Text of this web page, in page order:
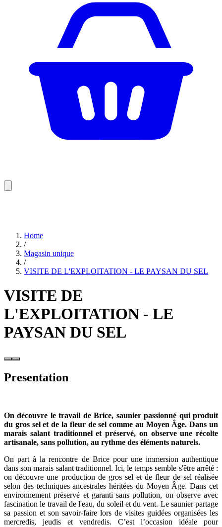
Home
/
Magasin unique
/
VISITE DE L'EXPLOITATION - LE PAYSAN DU SEL
VISITE DE
L'EXPLOITATION - LE
PAYSAN DU SEL
Presentation
On découvre le travail de Brice, saunier passionné qui produit
du gros sel et de la fleur de sel comme au Moyen Âge. Dans un
marais salant traditionnel et préservé, on observe une récolte
artisanale, sans pollution, au rythme des éléments naturels.
On part à la rencontre de Brice pour une immersion authentique
dans son marais salant traditionnel. Ici, le temps semble s'être arrêté :
on découvre une production de gros sel et de fleur de sel réalisée
selon des techniques ancestrales héritées du Moyen Âge. Dans cet
environnement préservé et garanti sans pollution, on observe avec
fascination le travail de l'eau, du soleil et du vent. Le saunier partage
sa passion et son savoir-faire lors de visites guidées organisées les
mercredis, jeudis et vendredis. C’est l’occasion idéale pour